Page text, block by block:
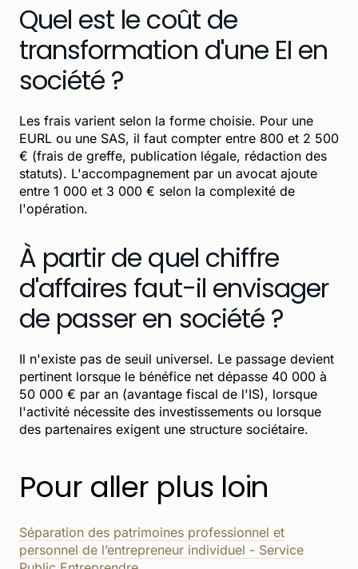
Quel est le coût de
transformation d'une EI en
société ?
Les frais varient selon la forme choisie. Pour une
EURL ou une SAS, il faut compter entre 800 et 2 500
€ (frais de greffe, publication légale, rédaction des
statuts). L'accompagnement par un avocat ajoute
entre 1 000 et 3 000 € selon la complexité de
l'opération.
À partir de quel chiffre
d'affaires faut-il envisager
de passer en société ?
Il n'existe pas de seuil universel. Le passage devient
pertinent lorsque le bénéfice net dépasse 40 000 à
50 000 € par an (avantage fiscal de l'IS), lorsque
l'activité nécessite des investissements ou lorsque
des partenaires exigent une structure sociétaire.
Pour aller plus loin
Séparation des patrimoines professionnel et
personnel de l’entrepreneur individuel - Service